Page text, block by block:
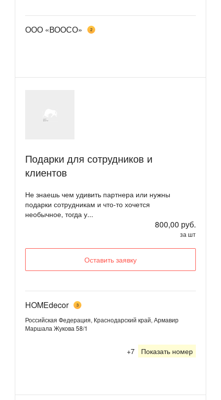
ООО «ВООСО» 2
Подарки для сотрудников и
клиентов
Не знаешь чем удивить партнера или нужны
подарки сотрудникам и что-то хочется
необычное, тогда у...
800,00 руб.
за шт
Оставить заявку
HOMEdecor 3
Российская Федерация, Краснодарский край, Армавир
Маршала Жукова 58/1
+7 Показать номер